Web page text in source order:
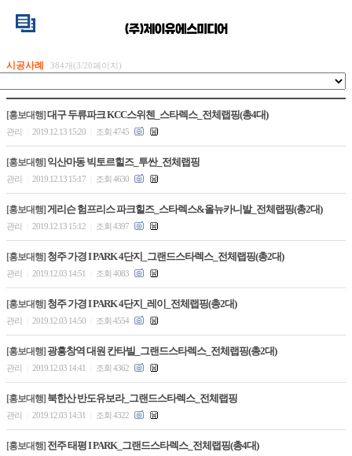
시공사례 384개(3/20페이지)
[홍보대행] 대구 두류파크 KCC스위첸_스타렉스_전체랩핑(총4대)
관리 2019.12.13 15:20 조회 4745
[홍보대행] 익산마동 빅토르힐즈_투싼_전체랩핑
관리 2019.12.13 15:17 조회 4630
[홍보대행] 게리슨 험프리스 파크힐즈_스타렉스&올뉴카니발_전체랩핑(총2대)
관리 2019.12.13 15:12 조회 4397
[홍보대행] 청주 가경 I PARK 4단지_그랜드스타렉스_전체랩핑(총2대)
관리 2019.12.03 14:51 조회 4083
[홍보대행] 청주 가경 I PARK 4단지_레이_전체랩핑(총2대)
관리 2019.12.03 14:50 조회 4554
[홍보대행] 광흥창역 대원 칸타빌_그랜드스타렉스_전체랩핑(총2대)
관리 2019.12.03 14:41 조회 4362
[홍보대행] 북한산 반도유보라_그랜드스타렉스_전체랩핑
관리 2019.12.03 14:31 조회 4322
[홍보대행] 전주 태평 I PARK_그랜드스타렉스_전체랩핑(총4대)